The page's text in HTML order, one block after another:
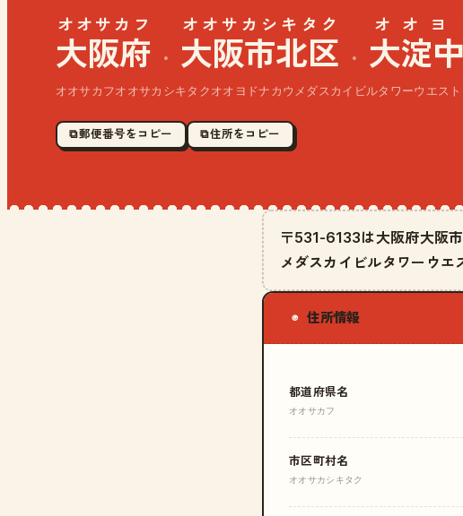
大阪府
オオサカフ
· 大阪市北区
オオサカシキタク
· 大淀
オオヨ
オオサカフオオサカシキタクオオヨドナカウメダスカイビルタワーウエス
⧉ 郵便番号をコピー ⧉ 住所をコピー
〒531-6133は大阪府大阪
メダスカイビルタワーウエ
◉ 住所情報
都道府県名
オオサカフ
市区町村名
オオサカシキタク